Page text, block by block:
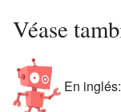
Véase
En inglés: